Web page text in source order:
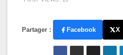
Partager : Facebook X